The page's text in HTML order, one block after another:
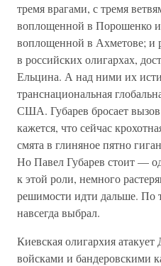
тремя врагами, с тремя
воплощенной в Порошенко
воплощенной в Ахметове;
в российских олигархах,
Ельцина. А над ними их
транснациональная
США. Губарев бросает
кажется, что сейчас
смята в глиняное пятно
Но Павел Губарев стоит —
к этой роли, немного
решимости идти дальше. По
навсегда выбрал.
Киевская олигархия
войсками и бандеровскими